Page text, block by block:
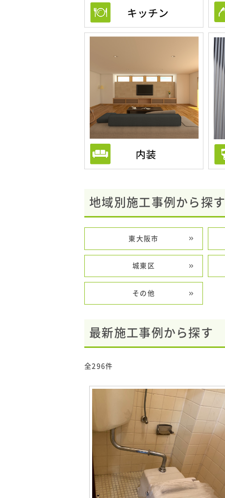
地域別施工事例から探す
東大阪市
城東区
その他
最新施工事例から探す
全296件